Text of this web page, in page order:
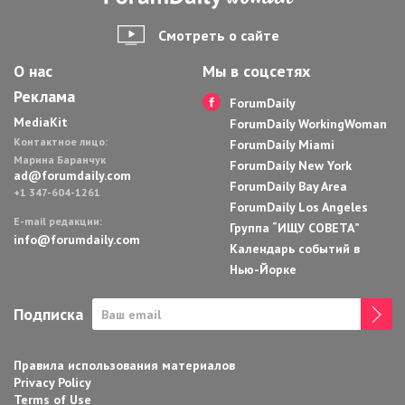
Смотреть о сайте
О нас
Реклама
MediaKit
Контактное лицо:
Марина Баранчук
ad@forumdaily.com
+1 347-604-1261
E-mail редакции:
info@forumdaily.com
Мы в соцсетях
ForumDaily
ForumDaily WorkingWoman
ForumDaily Miami
ForumDaily New York
ForumDaily Bay Area
ForumDaily Los Angeles
Группа “ИЩУ СОВЕТА”
Календарь событий в
Нью-Йорке
Подписка
Правила использования материалов
Privacy Policy
Terms of Use